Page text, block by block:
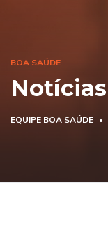
BOA SAÚDE
EQUIPE BOA SAÚDE